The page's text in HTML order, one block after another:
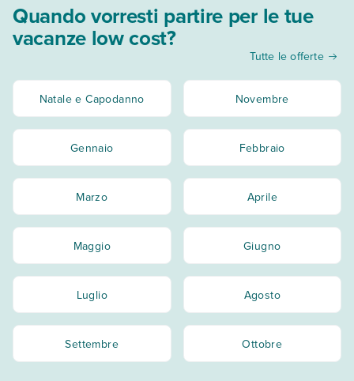
Quando vorresti partire per le tue
vacanze low cost?
Tutte le offerte
Natale e Capodanno Novembre
Gennaio Febbraio
Marzo Aprile
Maggio Giugno
Luglio Agosto
Settembre Ottobre